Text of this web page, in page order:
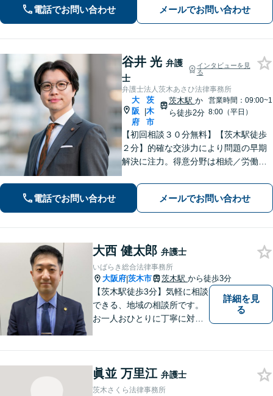
化してしてしまった問題も、より良い
着地点を探り、交渉を重ねます【初回
相談無料】
電話でお問い合わせ メールでお問い合わせ
谷井 光 弁護
士
インタビューを見
る
弁護士法人茨木あさひ法律事務所
大
阪
府
|
茨
木
市
茨木駅 か
ら徒歩2分
営業時間：09:00~1
8:00（平日）
【初回相談３０分無料】【茨木駅徒歩
２分】的確な交渉力により問題の早期
解決に注力。得意分野は相続／労働／
程にもこだわり、ご意向を汲んだ満足
度の高い解決を目指します。まずはお
気軽にお電話下さい。
電話でお問い合わせ メールでお問い合わせ
大西 健太郎 弁護士
いばらき総合法律事務所
大阪府|茨木市 茨木駅 から徒歩3分
【茨木駅徒歩3分】気軽に相談
できる、地域の相談所です。
お一人おひとりに丁寧に対応
お困りごとがあれば、すぐに
ご相談を！
詳細を見
る
眞並 万里江 弁護士
茨木さくら法律事務所